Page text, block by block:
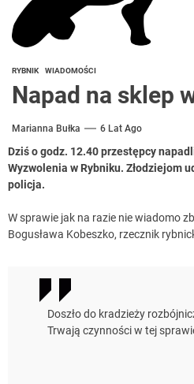
RYBNIK WIADOMOŚCI
Napad na sklep
Marianna Bułka 6 Lat Ago
Dziś o godz. 12.40 przestępcy
Wyzwolenia w Rybniku. Złodziejom
policja.
W sprawie jak na razie nie wiadomo
Bogusława Kobeszko, rzecznik
Doszło do kradzieży
Trwają czynności w tej